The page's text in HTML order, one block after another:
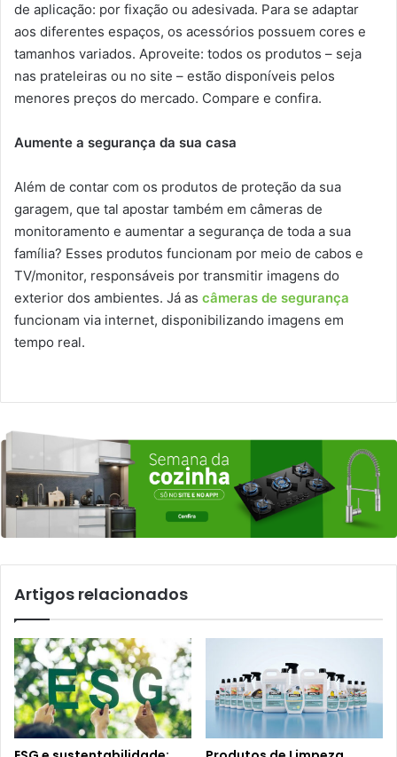
de aplicação: por fixação ou adesivada. Para se adaptar
aos diferentes espaços, os acessórios possuem cores e
tamanhos variados. Aproveite: todos os produtos – seja
nas prateleiras ou no site – estão disponíveis pelos
menores preços do mercado. Compare e confira.
Aumente a segurança da sua casa
Além de contar com os produtos de proteção da sua
garagem, que tal apostar também em câmeras de
monitoramento e aumentar a segurança de toda a sua
família? Esses produtos funcionam por meio de cabos e
TV/monitor, responsáveis por transmitir imagens do
exterior dos ambientes. Já as câmeras de segurança
funcionam via internet, disponibilizando imagens em
tempo real.
Artigos relacionados